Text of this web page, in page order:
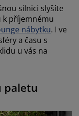
silnici slyšíte
k příjemnému
nábytku. I ve
a času s
u vás na
paletu